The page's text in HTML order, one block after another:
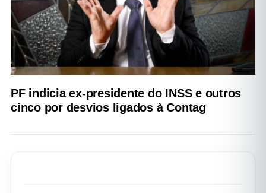
PF indicia ex-presidente do INSS e outros
cinco por desvios ligados à Contag